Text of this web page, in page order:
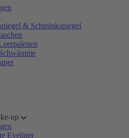
& Schminkspiegel
up
Eyeliner